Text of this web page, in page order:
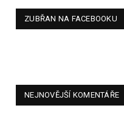
ZUBŘAN NA FACEBOOKU
NEJNOVĚJŠÍ KOMENTÁŘE